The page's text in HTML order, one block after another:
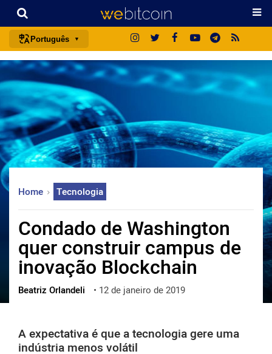
Português
português (BR)
english
español
français
italiano
deutsch
中文
한국어
العربية
ไทย
ქართული
Home Tecnologia
Condado de Washington
quer construir campus de
inovação Blockchain
Beatriz Orlandeli • 12 de janeiro de 2019
A expectativa é que a tecnologia gere uma
indústria menos volátil